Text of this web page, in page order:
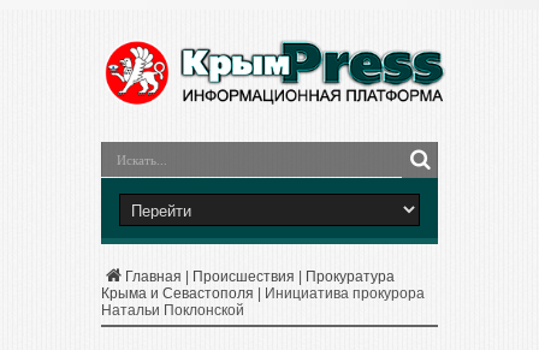
Главная Происшествия
Прокуратура
Крыма и Севастополя
Инициатива прокурора
Натальи Поклонской